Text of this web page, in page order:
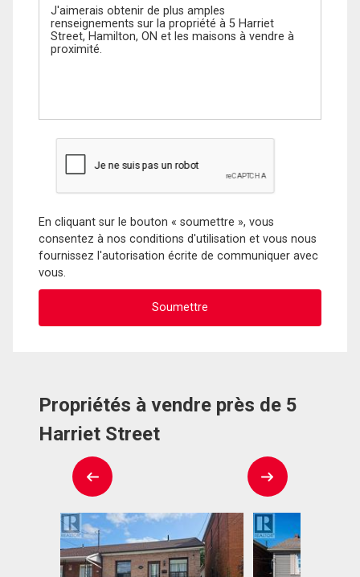
En cliquant sur le bouton « soumettre », vous
consentez à nos conditions d'utilisation et vous nous
fournissez l'autorisation écrite de communiquer avec
vous.
Propriétés à vendre près de 5
Harriet Street